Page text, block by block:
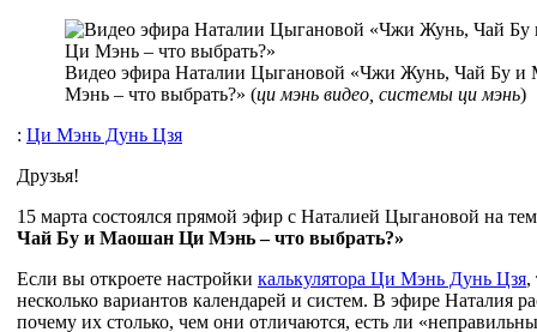
Видео эфира Наталии Цыгановой «Чжи Жунь, Чай Бу
Мэнь – что выбрать?» (ци мэнь видео, системы ци мэнь)
: Ци Мэнь Дунь Цзя
Друзья!
15 марта состоялся прямой эфир с Наталией Цыгановой на
Чай Бу и Маошан Ци Мэнь – что выбрать?»
Если вы откроете настройки калькулятора Ци Мэнь Дунь Цзя,
несколько вариантов календарей и систем. В эфире Наталия
почему их столько, чем они отличаются, есть ли